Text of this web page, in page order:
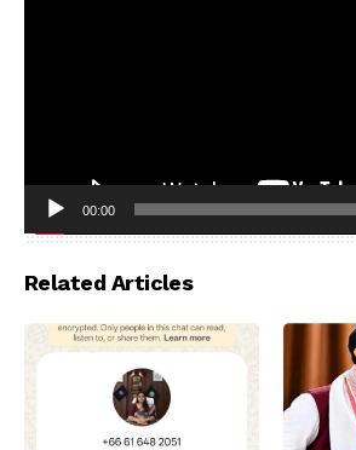
Player
00:00
Related Articles